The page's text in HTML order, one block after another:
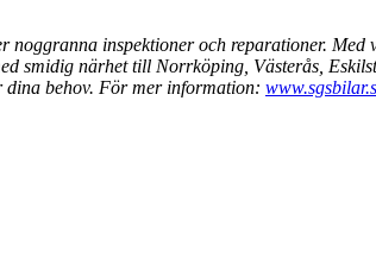
inspektioner och reparationer.
närhet till Norrköping, Västerås,
dina behov. För mer information: